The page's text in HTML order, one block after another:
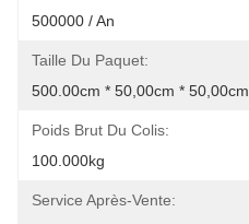
500000 / An
Taille Du Paquet:
500.00cm * 50,00cm * 50,00cm
Poids Brut Du Colis:
100.000kg
Service Après-Vente: